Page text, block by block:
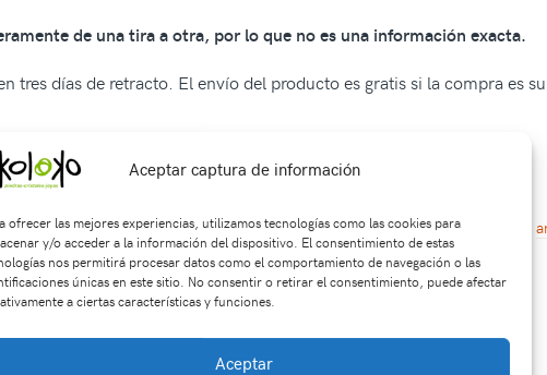
Aceptar captura de información
ofrecer las mejores experiencias, utilizamos tecnologías como las cookies para
y/o acceder a la información del dispositivo. El consentimiento de estas
nos permitirá procesar datos como el comportamiento de navegación o las
únicas en este sitio. No consentir o retirar el consentimiento, puede afectar
a ciertas características y funciones.
Aceptar
de una tira a otra, por lo que no es una información exacta.
tres días de retracto. El envío del producto es gratis si la compra es
SKU: Sa2038 Categorías:SARTAS,Formas Etiquetas:accesorios
Productos relacionados